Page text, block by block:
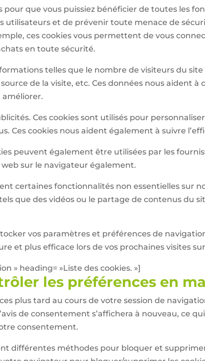
pour que vous puissiez bénéficier de toutes les
utilisateurs et de prévenir toute menace de
ces cookies vous permettent de vous
en toute sécurité.
telles que le nombre de visiteurs du
de la visite, etc. Ces données nous aident à
améliorer.
Ces cookies sont utilisés pour
Ces cookies nous aident également à suivre
peuvent également être utilisées par les
sur le navigateur également.
certaines fonctionnalités non essentielles sur
que des vidéos ou le partage de contenus du
vos paramètres et préférences de
et plus efficace lors de vos prochaines visites
» heading= »Liste des cookies. »]
les préférences en
plus tard au cours de votre session de
de consentement s’affichera à nouveau, ce
consentement.
différentes méthodes pour bloquer et